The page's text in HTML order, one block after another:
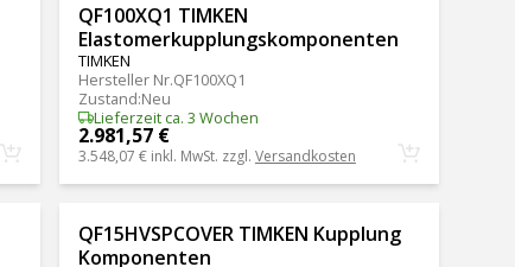
QF100XQ1 TIMKEN
Elastomerkupplungskomponenten
TIMKEN
Hersteller Nr.QF100XQ1
Zustand:Neu
Lieferzeit ca. 3 Wochen
2.981,57 €
3.548,07 € inkl. MwSt. zzgl. Versandkosten
QF15HVSPCOVER TIMKEN Kupplung
Komponenten